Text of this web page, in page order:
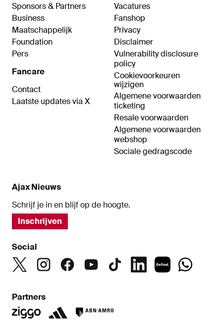
Sponsors & Partners
Business
Maatschappelijk
Foundation
Pers
Fancare
Contact
Laatste updates via X
Vacatures
Fanshop
Privacy
Disclaimer
Vulnerability disclosure
policy
Cookievoorkeuren
wijzigen
Algemene voorwaarden
ticketing
Resale voorwaarden
Algemene voorwaarden
webshop
Sociale gedragscode
Ajax Nieuws
Schrijf je in en blijf op de hoogte.
Inschrijven
Social
Partners